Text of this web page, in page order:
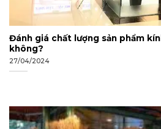
Đánh giá chất lượng sản phẩm
không?
27/04/2024